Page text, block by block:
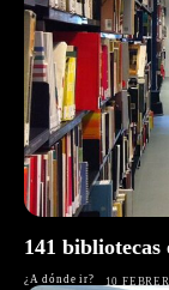
141
¿A dónde ir? 10